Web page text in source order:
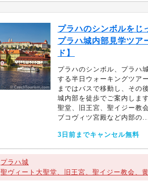
プラハのシンボルをじ
プラハ城内部見学ツア
ド】
プラハのシンボル、プラハ
する半日ウォーキングツア
まではバスで移動し、その
城内部を徒歩でご案内しま
聖堂、旧王宮、聖イジー教
ブコヴィツ宮殿など内部の...
3日前までキャンセル無料
プラハ城
聖ヴィート大聖堂、旧王宮、聖イジー教会、